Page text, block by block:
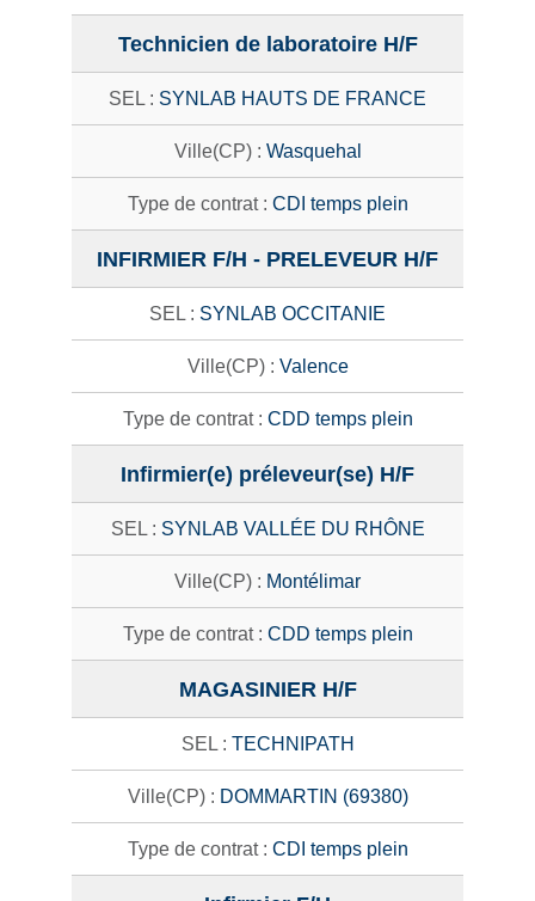
Technicien de laboratoire H/F
SYNLAB HAUTS DE FRANCE
Wasquehal
CDI temps plein
INFIRMIER F/H - PRELEVEUR H/F
SYNLAB OCCITANIE
Valence
CDD temps plein
Infirmier(e) préleveur(se) H/F
SYNLAB VALLÉE DU RHÔNE
Montélimar
CDD temps plein
MAGASINIER H/F
TECHNIPATH
DOMMARTIN (69380)
CDI temps plein